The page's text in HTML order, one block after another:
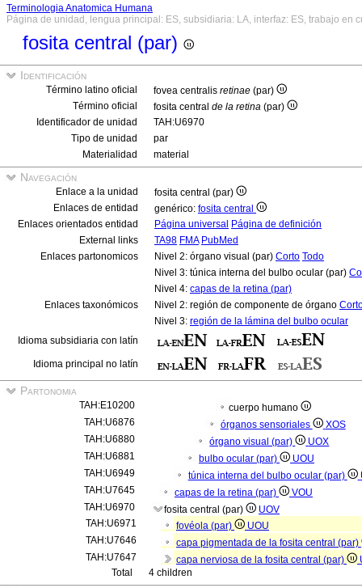
Terminologia Anatomica Humana
Página de unidad, lengua principal: ES, subsidiaria: LA, interfaz: ES, trabajo en
fosita central (par)
Identificación
Término latino oficial fovea centralis retinae (par)
Término oficial
fosita central de la retina (par)
Identificador de unidad
TAH:U6970
Tipo de unidad
par
Materialidad
material
Navegación
Enlace a la unidad
fosita central (par)
Enlaces de entidad
genérico: fosita central
Enlaces orientados entidad
Página universal Página de definición
External links
TA98 FMA PubMed
Enlaces partonomicos
Nivel 2: órgano visual (par) Corto Todo
Nivel 3: túnica interna del bulbo ocular (par)
Nivel 4: capas de la retina (par)
Enlaces taxonómicos
Nivel 2: región de componente de órgano
Nivel 3: región de la lámina del bulbo ocular
Idioma subsidiaria con latín
Idioma principal no latín
Partonomia
TAH:E10200
cuerpo humano
TAH:U6876
órganos sensoriales
XOS
TAH:U6880
órgano visual (par)
UOX
TAH:U6881
bulbo ocular (par)
UOU
TAH:U6949
túnica interna del bulbo ocular (par)
TAH:U7645
capas de la retina (par)
VOU
TAH:U6970
fosita central (par)
UOV
TAH:U6971
fovéola (par)
UOU
TAH:U7646
capa pigmentada de la fosita central (par)
TAH:U7647
capa nerviosa de la fosita central (par)
Total
4 children